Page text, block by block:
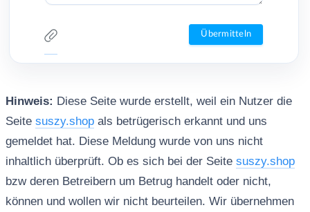
Hinweis: Diese Seite wurde erstellt, weil ein Nutzer die
Seite suszy.shopals betrügerisch erkannt und uns
gemeldet hat. Diese Meldung wurde von uns nicht
inhaltlich überprüft. Ob es sich bei der Seite suszy.shop
bzw deren Betreibern um Betrug handelt oder nicht,
können und wollen wir nicht beurteilen. Wir übernehmen